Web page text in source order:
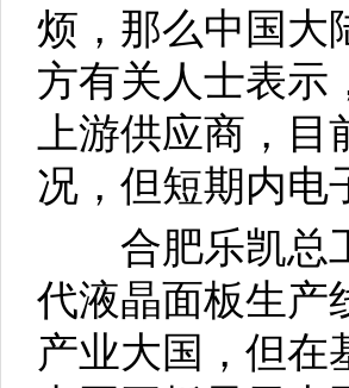
烦，那么中国大
方有关人士表示
上游供应商，
况，但短期内电
合肥乐凯总工
代液晶面板生产
产业大国，但在